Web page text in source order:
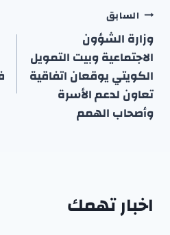
تصفّح
المقالات
السابق
وزارة الشؤون
الاجتماعية وبيت التمويل
الكويتي يوقعان اتفاقية
تعاون لدعم الأسرة
وأصحاب الهمم
اخبار تهمك